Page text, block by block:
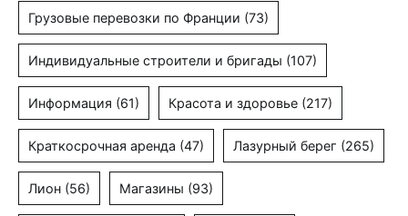
Грузовые перевозки по Франции (73)
Индивидуальные строители и бригады (107)
Информация (61) Красота и здоровье (217)
Краткосрочная аренда (47) Лазурный берег (265)
Лион (56) Магазины (93)